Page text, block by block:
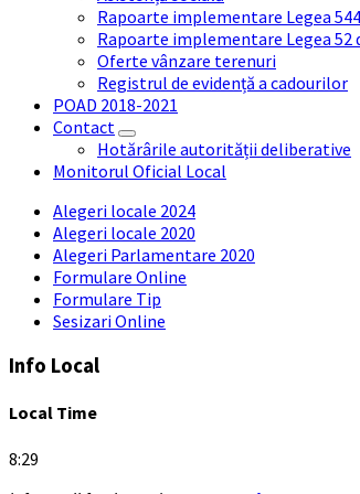
Rapoarte implementare Legea
Rapoarte implementare Legea 52
Oferte vânzare terenuri
Registrul de evidență a cadourilor
POAD 2018-2021
Contact
Hotărârile autorității deliberative
Monitorul Oficial Local
Alegeri locale 2024
Alegeri locale 2020
Alegeri Parlamentare 2020
Formulare Online
Formulare Tip
Sesizari Online
Info Local
Local Time
8:29